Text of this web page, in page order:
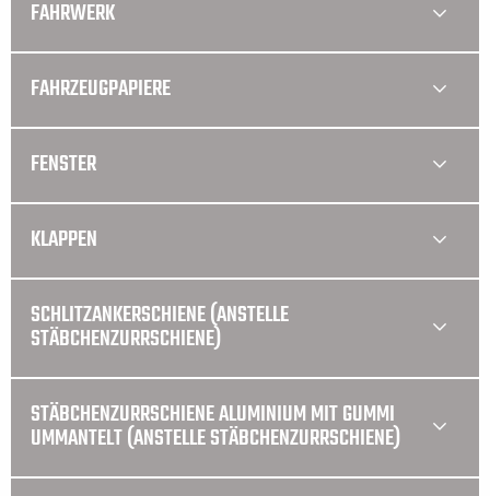
FAHRWERK
FAHRZEUGPAPIERE
FENSTER
KLAPPEN
SCHLITZANKERSCHIENE (ANSTELLE
STÄBCHENZURRSCHIENE)
STÄBCHENZURRSCHIENE ALUMINIUM MIT GUMMI
UMMANTELT (ANSTELLE STÄBCHENZURRSCHIENE)